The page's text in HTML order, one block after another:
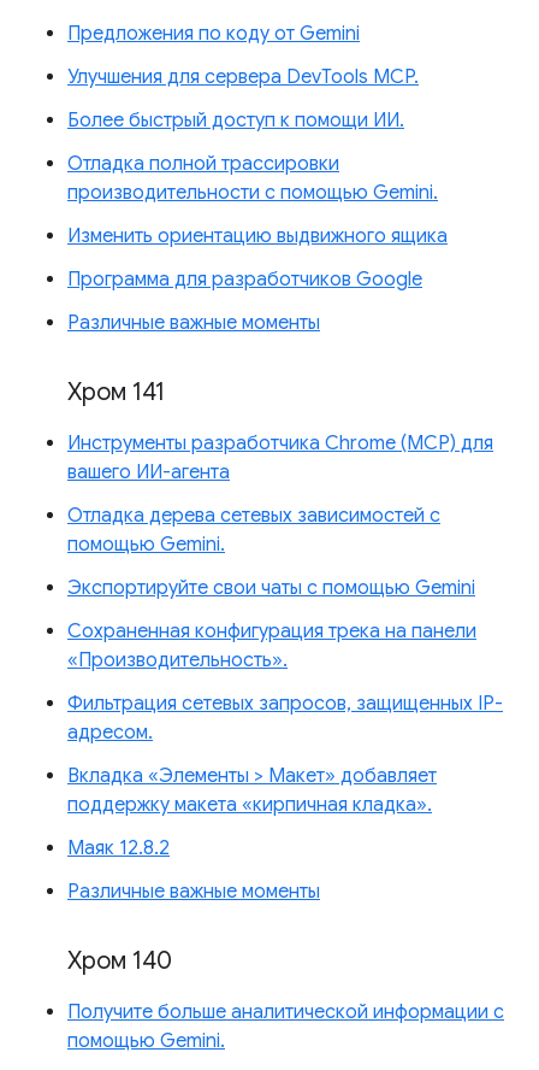
Предложения по коду от Gemini
Улучшения для сервера DevTools MCP.
Более быстрый доступ к помощи ИИ.
Отладка полной трассировки
производительности с помощью Gemini.
Изменить ориентацию выдвижного ящика
Программа для разработчиков Google
Различные важные моменты
Хром 141
Инструменты разработчика Chrome (MCP) для
вашего ИИ-агента
Отладка дерева сетевых зависимостей с
помощью Gemini.
Экспортируйте свои чаты с помощью Gemini
Сохраненная конфигурация трека на панели
«Производительность».
Фильтрация сетевых запросов, защищенных IP-
адресом.
Вкладка «Элементы > Макет» добавляет
поддержку макета «кирпичная кладка».
Маяк 12.8.2
Различные важные моменты
Хром 140
Получите больше аналитической информации с
помощью Gemini.